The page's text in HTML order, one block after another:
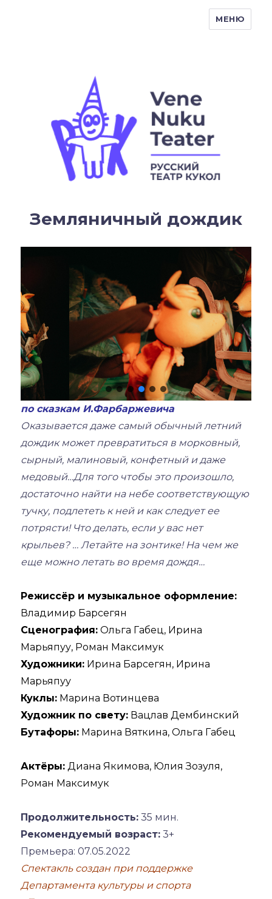
МЕНЮ
Земляничный дождик
по сказкам И.Фарбаржевича
Оказывается даже самый обычный летний
дождик может превратиться в морковный,
сырный, малиновый, конфетный и даже
медовый…Для того чтобы это произошло,
достаточно найти на небе соответствующую
тучку, подлететь к ней и как следует ее
потрясти! Что делать, если у вас нет
крыльев? … Летайте на зонтике! На чем же
еще можно летать во время дождя…
Режиссёр и музыкальное оформление:
Владимир Барсегян
Сценография: Ольга Габец, Ирина
Марьяпуу, Роман Максимук
Художники: Ирина Барсегян, Ирина
Марьяпуу
Куклы: Марина Вотинцева
Художник по свету: Вацлав Дембинский
Бутафоры: Марина Вяткина, Ольга Габец
Актёры: Диана Якимова, Юлия Зозуля,
Роман Максимук
Продолжительность: 35 мин.
Рекомендуемый возраст: 3+
Премьера: 07.05.2022
Спектакль создан при поддержке
Департамента культуры и спорта